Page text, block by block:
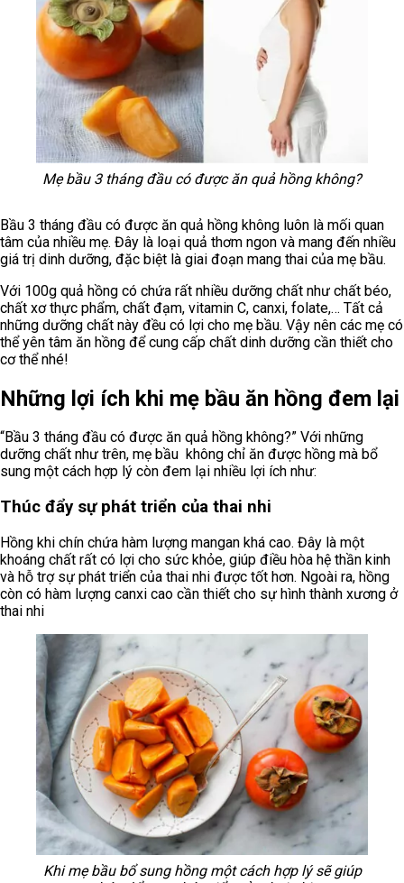
Mẹ bầu 3 tháng đầu có được ăn quả hồng không?
Bầu 3 tháng đầu có được ăn quả hồng không luôn là mối quan
tâm của nhiều mẹ. Đây là loại quả thơm ngon và mang đến nhiều
giá trị dinh dưỡng, đặc biệt là giai đoạn mang thai của mẹ bầu.
Với 100g quả hồng có chứa rất nhiều dưỡng chất như chất béo,
chất xơ thực phẩm, chất đạm, vitamin C, canxi, folate,… Tất cả
những dưỡng chất này đều có lợi cho mẹ bầu. Vậy nên các mẹ có
thể yên tâm ăn hồng để cung cấp chất dinh dưỡng cần thiết cho
cơ thể nhé!
Những lợi ích khi mẹ bầu ăn hồng đem lại
“Bầu 3 tháng đầu có được ăn quả hồng không?” Với những
dưỡng chất như trên, mẹ bầu không chỉ ăn được hồng mà bổ
sung một cách hợp lý còn đem lại nhiều lợi ích như:
Thúc đẩy sự phát triển của thai nhi
Hồng khi chín chứa hàm lượng mangan khá cao. Đây là một
khoáng chất rất có lợi cho sức khỏe, giúp điều hòa hệ thần kinh
và hỗ trợ sự phát triển của thai nhi được tốt hơn. Ngoài ra, hồng
còn có hàm lượng canxi cao cần thiết cho sự hình thành xương ở
thai nhi
Khi mẹ bầu bổ sung hồng một cách hợp lý sẽ giúp